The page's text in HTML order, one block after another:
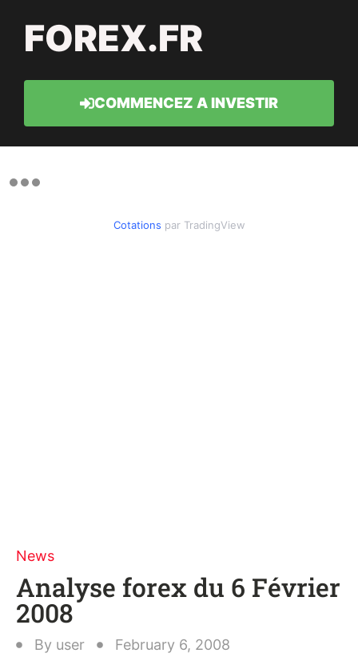
FOREX.FR
COMMENCEZ A INVESTIR
Cotations par TradingView
News
Analyse forex du 6 Février
2008
By user
February 6, 2008